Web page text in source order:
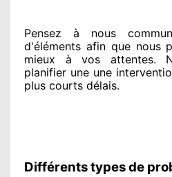
Pensez à nous
d'éléments afin que nous
mieux à vos attentes.
planifier une une
plus courts délais.
Différents types de